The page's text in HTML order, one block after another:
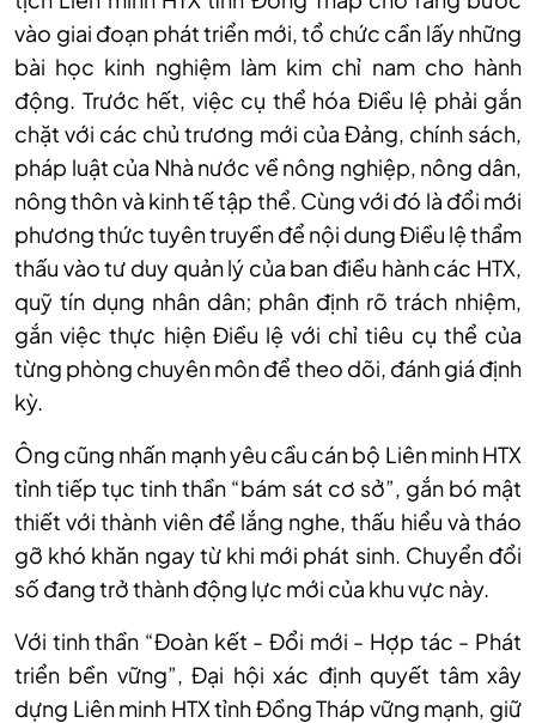
vào giai đoạn phát triển mới, tổ chức cần lấy những
bài học kinh nghiệm làm kim chỉ nam cho hành
động. Trước hết, việc cụ thể hóa Điều lệ phải gắn
chặt với các chủ trương mới của Đảng, chính sách,
pháp luật của Nhà nước về nông nghiệp, nông dân,
nông thôn và kinh tế tập thể. Cùng với đó là đổi mới
phương thức tuyên truyền để nội dung Điều lệ thẩm
thấu vào tư duy quản lý của ban điều hành các HTX,
quỹ tín dụng nhân dân; phân định rõ trách nhiệm,
gắn việc thực hiện Điều lệ với chỉ tiêu cụ thể của
từng phòng chuyên môn để theo dõi, đánh giá định
kỳ.
Ông cũng nhấn mạnh yêu cầu cán bộ Liên minh HTX
tỉnh tiếp tục tinh thần “bám sát cơ sở”, gắn bó mật
thiết với thành viên để lắng nghe, thấu hiểu và tháo
gỡ khó khăn ngay từ khi mới phát sinh. Chuyển đổi
số đang trở thành động lực mới của khu vực này.
Với tinh thần “Đoàn kết - Đổi mới - Hợp tác - Phát
triển bền vững”, Đại hội xác định quyết tâm xây
dựng Liên minh HTX tỉnh Đồng Tháp vững mạnh, giữ